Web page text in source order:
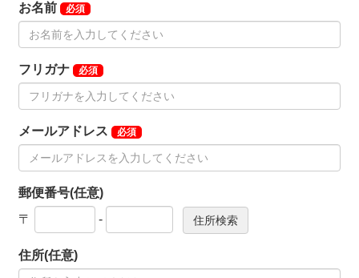
お名前 必須
フリガナ 必須
メールアドレス 必須
郵便番号(任意)
〒
-
住所(任意)